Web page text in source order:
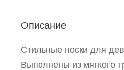
Описание
Стильные носки для
Выполнены из мягкого